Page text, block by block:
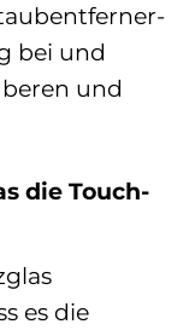
bei und
und
die Touch-
es die